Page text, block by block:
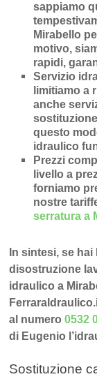
sappiamo
Mirabello
motivo,
rapidi,
Servizio
limitiamo a
anche
questo
idraulico
Prezzi
livello a
forniamo
nostre
serratura a
In sintesi, se
disostruzione
idraulico a
al numero0532
di Eugenio
Sostituzione